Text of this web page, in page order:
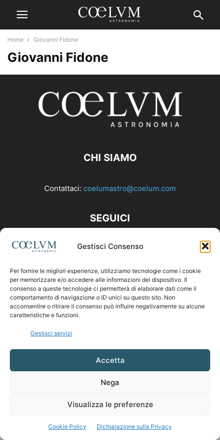
Gestisci Consenso
Per fornire le migliori esperienze, utilizziamo tecnologie come i cookie
per memorizzare e/o accedere alle informazioni del dispositivo. Il
consenso a queste tecnologie ci permetterà di elaborare dati come il
comportamento di navigazione o ID unici su questo sito. Non
acconsentire o ritirare il consenso può influire negativamente su alcune
caratteristiche e funzioni.
Gestisci servizi
Accetta
Nega
Visualizza le preferenze
Cookie Policy Dichiarazione sulla Privacy
Home Giovanni Fidone
Giovanni Fidone
CHI SIAMO
Contattaci: coelumastro@coelum.com
SEGUICI